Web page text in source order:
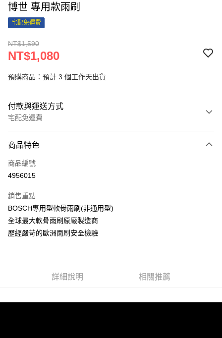
博世 專用款雨刷
宅配免運費
NT$1,590
NT$1,080
預購商品：預計 3 個工作天出貨
付款與運送方式
宅配免運費
信用卡一次付款
LINE Pay
街口支付
悠遊付
運送方式
商品特色
商品編號
4956015
銷售重點
BOSCH專用型軟骨雨刷(非通用型)
全球最大軟骨雨刷原廠製造商
歷經嚴苛的歐洲雨刷安全檢驗
詳細說明 相關推薦